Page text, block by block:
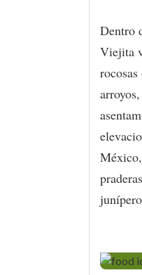
Dentro
Viejita